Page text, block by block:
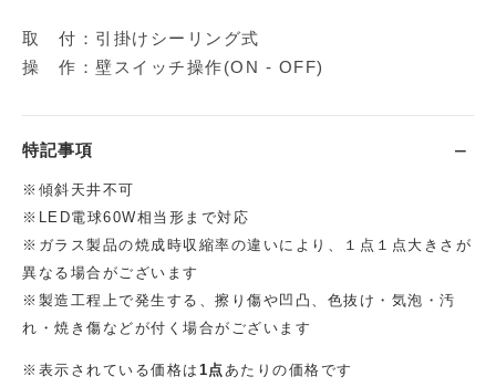
取 付：引掛けシーリング式
操 作：壁スイッチ操作(ON - OFF)
特記事項
※傾斜天井不可
※LED電球60W相当形まで対応
※ガラス製品の焼成時収縮率の違いにより、１点１点大きさが
異なる場合がございます
※製造工程上で発生する、擦り傷や凹凸、色抜け・気泡・汚
れ・焼き傷などが付く場合がございます
※表示されている価格は 1点あたりの価格です